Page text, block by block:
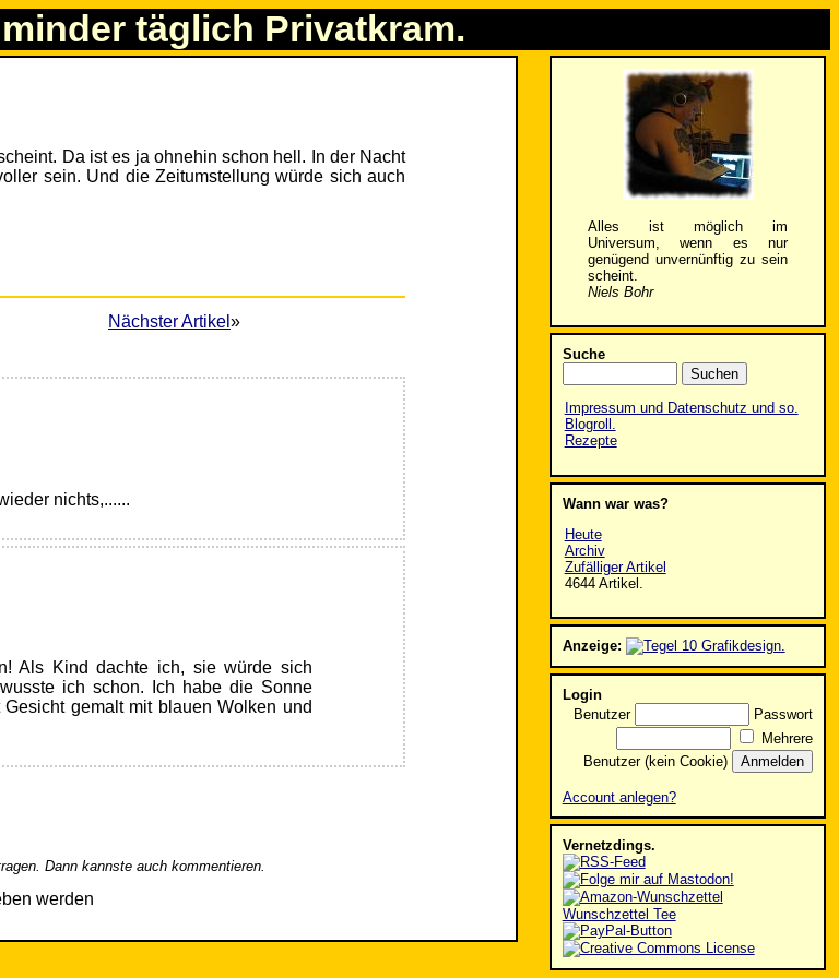
täglich Privatkram.
Da ist es ja ohnehin schon hell. In der Nacht
sein. Und die Zeitumstellung würde sich auch
Nächster Artikel »
nichts,......
Als Kind dachte ich, sie würde sich
ich schon. Ich habe die Sonne
gemalt mit blauen Wolken und
Dann kannste auch kommentieren.
werden
Alles ist möglich im
Universum, wenn es nur
genügend unvernünftig zu sein
scheint.
Niels Bohr
Suche
Impressum und Datenschutz und so.
Blogroll.
Rezepte
Wann war was?
Heute
Archiv
Zufälliger Artikel
4644 Artikel.
Anzeige:
Login
Benutzer
Passwort
Mehrere
Benutzer (kein Cookie)
Account anlegen?
Vernetzdings.
Wunschzettel Tee